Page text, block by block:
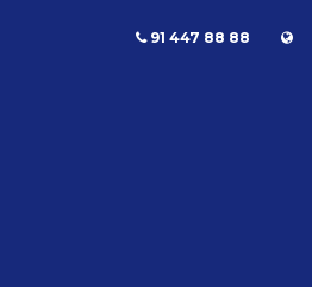
91 447 88 88